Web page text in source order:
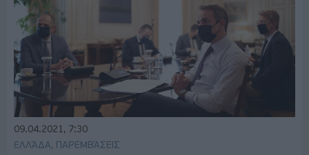
09.04.2021, 7:30
ΕΛΛΆΔΑ, ΠΑΡΕΜΒΆΣΕΙΣ